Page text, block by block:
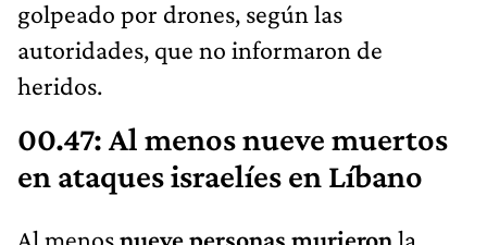
golpeado por drones, según las
autoridades, que no informaron de
heridos.
00.47: Al menos nueve muertos
en ataques israelíes en Líbano
Al menosnueve personas murieronla